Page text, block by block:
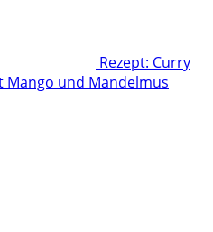
Rezept: Curry
und Mandelmus